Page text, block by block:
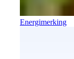
Energimerking